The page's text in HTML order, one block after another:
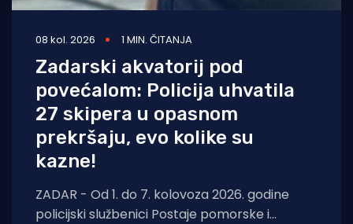
08 kol. 2026 1 MIN. ČITANJA
Zadarski akvatorij pod
povećalom: Policija uhvatila
27 skipera u opasnom
prekršaju, evo kolike su
kazne!
ZADAR - Od 1. do 7. kolovoza 2026. godine
policijski službenici Postaje pomorske i